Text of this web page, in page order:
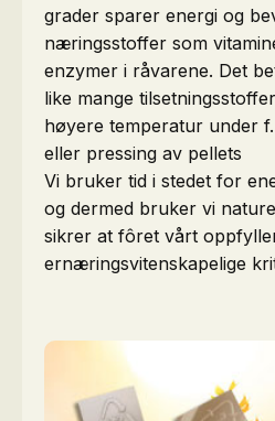
grader sparer energi og
næringsstoffer som
enzymer i råvarene. Det
like mange
høyere temperatur under
eller pressing av pellets
Vi bruker tid i stedet for
og dermed bruker vi
sikrer at fôret vårt
ernæringsvitenskapelige